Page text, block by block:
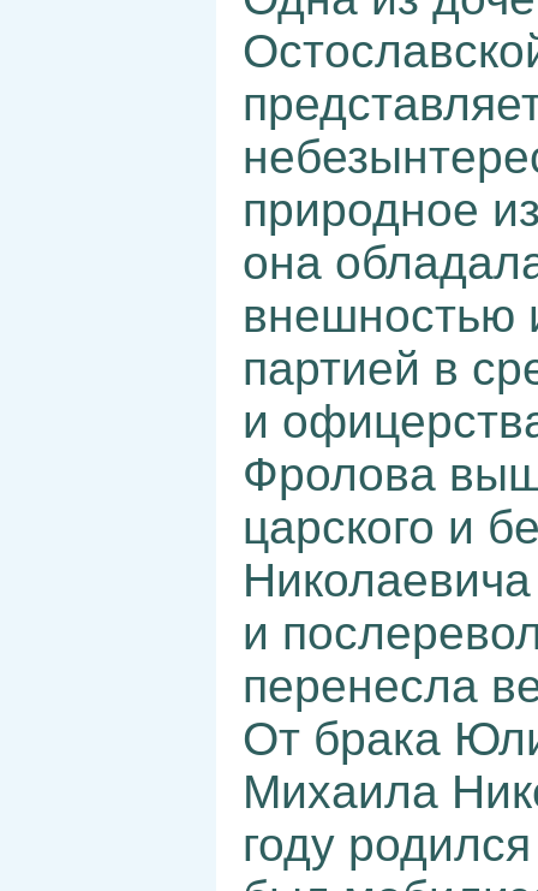
природное
она
внешностью
партией в
и
Фролова
царского и
и
перенесла
От брака
Михаила
году